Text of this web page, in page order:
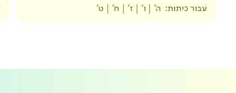
עבור כיתות: ה' ו' ז' ח' ט'